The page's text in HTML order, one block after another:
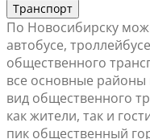
Транспорт
По Новосибирску
автобусе,
общественного
все основные районы
вид общественного
как жители, так и
пик общественный